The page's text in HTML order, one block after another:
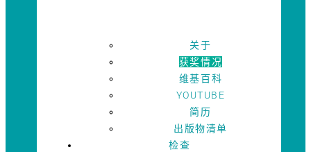
关于
获奖情况
维基百科
YOUTUBE
简历
出版物清单
检查